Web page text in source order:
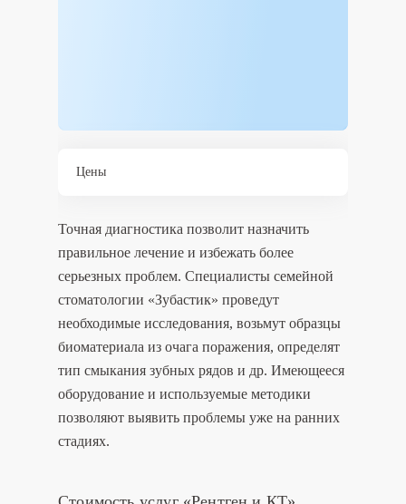
Цены
Точная диагностика позволит назначить
правильное лечение и избежать более
серьезных проблем. Специалисты семейной
стоматологии «Зубастик» проведут
необходимые исследования, возьмут образцы
биоматериала из очага поражения, определят
тип смыкания зубных рядов и др. Имеющееся
оборудование и используемые методики
позволяют выявить проблемы уже на ранних
стадиях.